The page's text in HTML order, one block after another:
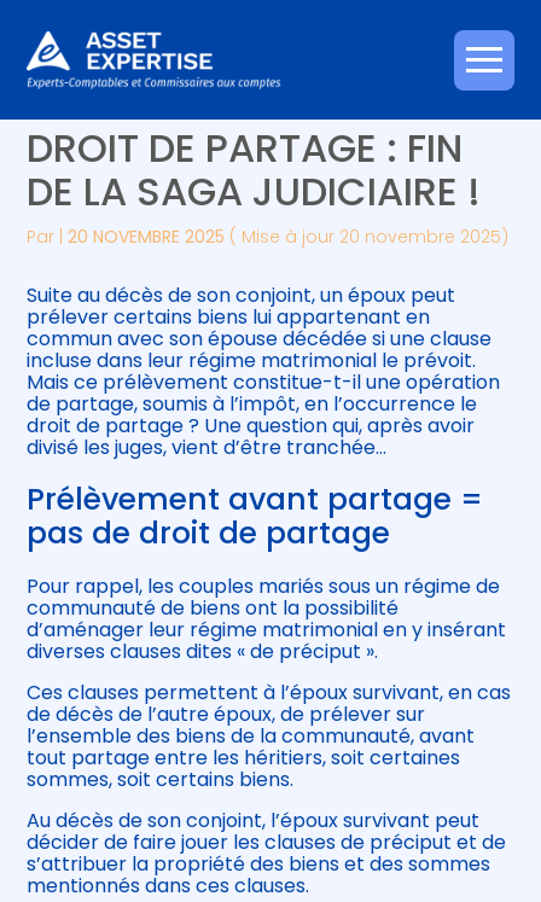
Aller
au
Créer et reprendre une activité
Gérer votre quotidien
Piloter votre entreprise
Développer votre entreprise
Construire votre patrimoine
Être prêt pour la facturation
électronique
Piloter votre gestion
Suivre votre comptabilité
Gérer vos ressources humaines
CLAUSE DE PRÉCIPUT ET
DROIT DE PARTAGE : FIN
DE LA SAGA JUDICIAIRE !
Par |20 NOVEMBRE 2025 ( Mise à jour 20 novembre 2025)
Suite au décès de son conjoint, un époux peut
prélever certains biens lui appartenant en
commun avec son épouse décédée si une clause
incluse dans leur régime matrimonial le prévoit.
Mais ce prélèvement constitue-t-il une opération
de partage, soumis à l’impôt, en l’occurrence le
droit de partage ? Une question qui, après avoir
divisé les juges, vient d’être tranchée…
Prélèvement avant partage =
pas de droit de partage
Pour rappel, les couples mariés sous un régime de
communauté de biens ont la possibilité
d’aménager leur régime matrimonial en y insérant
diverses clauses dites « de préciput ».
Ces clauses permettent à l’époux survivant, en cas
de décès de l’autre époux, de prélever sur
l’ensemble des biens de la communauté, avant
tout partage entre les héritiers, soit certaines
sommes, soit certains biens.
Au décès de son conjoint, l’époux survivant peut
décider de faire jouer les clauses de préciput et de
s’attribuer la propriété des biens et des sommes
mentionnés dans ces clauses.